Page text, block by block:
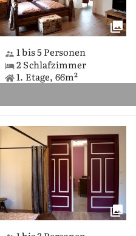
1 bis 5 Personen
2 Schlafzimmer
1. Etage, 66m²